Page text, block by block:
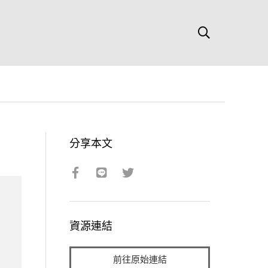
分享本文
資源連結
前往原始連結